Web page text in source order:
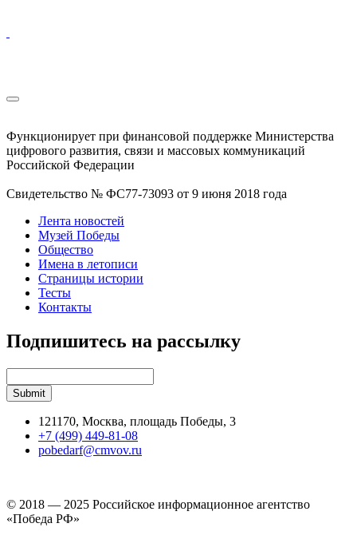
Функционирует при финансовой поддержке Министерства
цифрового развития, связи и массовых коммуникаций
Российской Федерации
Свидетельство № ФС77-73093 от 9 июня 2018 года
Лента новостей
Музей Победы
Общество
Имена в летописи
Страницы истории
Тесты
Контакты
Подпишитесь на рассылку
121170, Москва, площадь Победы, 3
+7 (499) 449-81-08
pobedarf@cmvov.ru
© 2018 — 2025 Российское информационное агентство
«Победа РФ»